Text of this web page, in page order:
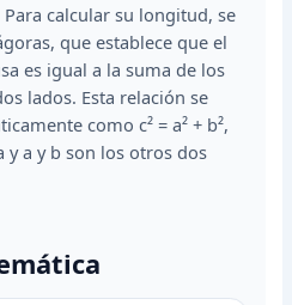
calcular su longitud, se
que establece que el
es igual a la suma de los
lados. Esta relación se
como c² = a² + b²,
y a y b son los otros dos